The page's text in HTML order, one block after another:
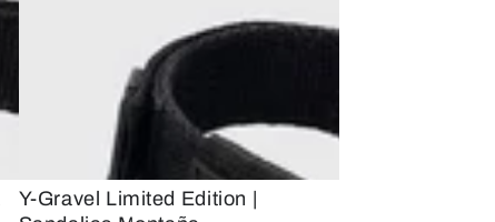
Y-
Y-Gravel Limited Edition |